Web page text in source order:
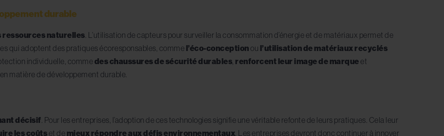
durable
ressources naturelles . L’utilisation de capteurs pour surveiller la consommation d’énergie et de matériaux permet de
qui adoptent des pratiques écoresponsables, comme l’éco-conceptionou l’utilisation de matériaux recyclés
individuelle, commedes chaussures de sécurité durables renforcent leur image de marqueet
en matière de développement durable.
décisif . Pour les entreprises, l’adoption de ces technologies signifie une véritable refonte de leurs pratiques. Cela leur
les coûtset de mieux répondre aux défis environnementaux . Les entreprises devront donc continuer à innover